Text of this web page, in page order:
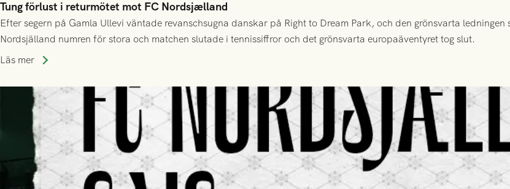
Tung förlust i returmötet mot FC Nordsjælland
Efter segern på Gamla Ullevi väntade revanschsugna danskar på Right to Dream Park, och den grönsvarta
Nordsjälland numren för stora och matchen slutade i tennissiffror och det grönsvarta europaäventyret tog slut.
Läs mer